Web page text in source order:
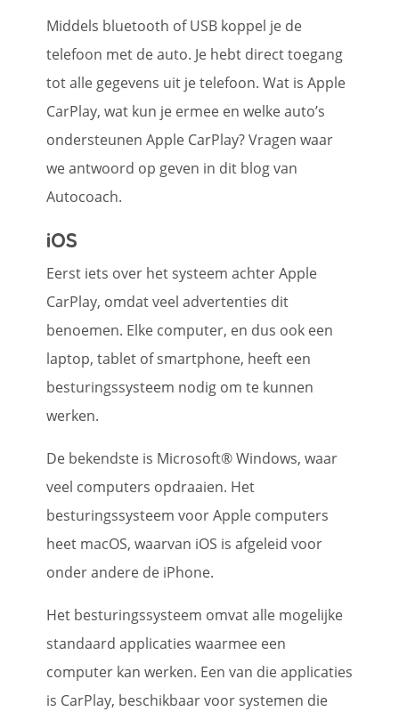
Middels bluetooth of USB koppel je de
telefoon met de auto. Je hebt direct toegang
tot alle gegevens uit je telefoon. Wat is Apple
CarPlay, wat kun je ermee en welke auto’s
ondersteunen Apple CarPlay? Vragen waar
we antwoord op geven in dit blog van
Autocoach.
iOS
Eerst iets over het systeem achter Apple
CarPlay, omdat veel advertenties dit
benoemen. Elke computer, en dus ook een
laptop, tablet of smartphone, heeft een
besturingssysteem nodig om te kunnen
werken.
De bekendste is Microsoft® Windows, waar
veel computers opdraaien. Het
besturingssysteem voor Apple computers
heet macOS, waarvan iOS is afgeleid voor
onder andere de iPhone.
Het besturingssysteem omvat alle mogelijke
standaard applicaties waarmee een
computer kan werken. Een van die applicaties
is CarPlay, beschikbaar voor systemen die